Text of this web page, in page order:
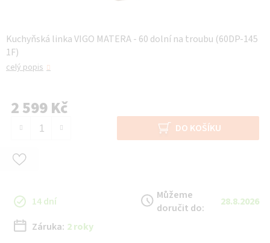
Kuchyňská linka VIGO MATERA - 60 dolní na troubu (60DP-145
1F)
celý popis
2 599 Kč
DO KOŠÍKU
14 dní
Můžeme
doručit do:
28.8.2026
Záruka: 2 roky